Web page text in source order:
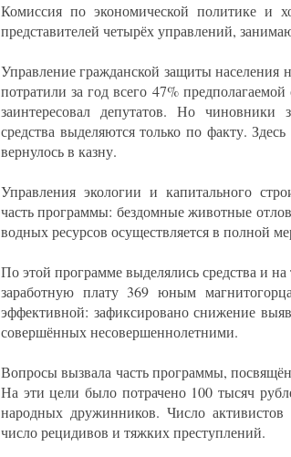
Комиссия по экономической политике и
представителей четырёх управлений,
Управление гражданской защиты
потратили за год всего 47%
заинтересовал депутатов. Но
средства выделяются только по факту.
вернулось в казну.
Управления экологии и капитального
часть программы: бездомные животные
водных ресурсов осуществляется в полной
По этой программе выделялись средства и
заработную плату 369 юным
эффективной: зафиксировано снижение
совершённых несовершеннолетними.
Вопросы вызвала часть программы,
На эти цели было потрачено 100 тысяч
народных дружинников. Число
число рецидивов и тяжких преступлений.